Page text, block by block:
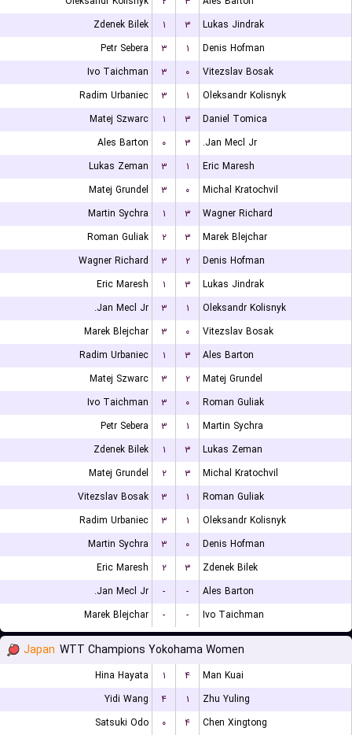
Zdenek Bilek
۱ ۳
Lukas Jindrak
Petr Sebera
۳ ۱
Denis Hofman
Ivo Taichman
۳ ۰
Vitezslav Bosak
Radim Urbaniec
۳ ۱
Oleksandr Kolisnyk
Matej Szwarc
۱ ۳
Daniel Tomica
Ales Barton
۰ ۳
Jan Mecl Jr.
Lukas Zeman
۳ ۱
Eric Maresh
Matej Grundel
۳ ۰
Michal Kratochvil
Martin Sychra
۱ ۳
Wagner Richard
Roman Guliak
۲ ۳
Marek Blejchar
Wagner Richard
۳ ۲
Denis Hofman
Eric Maresh
۱ ۳
Lukas Jindrak
Jan Mecl Jr.
۳ ۱
Oleksandr Kolisnyk
Marek Blejchar
۳ ۰
Vitezslav Bosak
Radim Urbaniec
۱ ۳
Ales Barton
Matej Szwarc
۳ ۲
Matej Grundel
Ivo Taichman
۳ ۰
Roman Guliak
Petr Sebera
۳ ۱
Martin Sychra
Zdenek Bilek
۱ ۳
Lukas Zeman
Matej Grundel
۲ ۳
Michal Kratochvil
Vitezslav Bosak
۳ ۱
Roman Guliak
Radim Urbaniec
۳ ۱
Oleksandr Kolisnyk
Martin Sychra
۳ ۰
Denis Hofman
Eric Maresh
۲ ۳
Zdenek Bilek
Jan Mecl Jr.
- -
Ales Barton
Marek Blejchar
- - Ivo Taichman
Japan WTT Champions Yokohama Women
Hina Hayata ۱ ۴
Man Kuai
Yidi Wang
۴ ۱
Zhu Yuling
Satsuki Odo
۰ ۴
Chen Xingtong